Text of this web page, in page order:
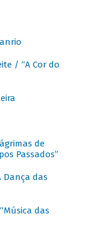
/ “A Cor do
de
Passados”
Dança das
das